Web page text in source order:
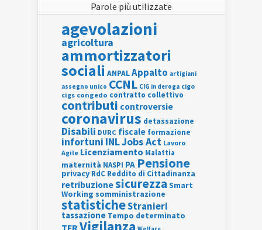
Parole più utilizzate
agevolazioni
agricoltura
ammortizzatori
sociali ANPALAppalto artigiani
assegno unico CCNL CIG in deroga cigo
cigs congedo contratto collettivo
contributi controversie
coronavirus detassazione
Disabili DURC fiscale formazione
infortuni INLJobs Act Lavoro
Agile Licenziamento Malattia
maternità NASPI PA Pensione
privacy RdC Reddito di Cittadinanza
retribuzionesicurezza Smart
Working somministrazione
statisticheStranieri
tassazione Tempo determinato
TFR Vigilanza